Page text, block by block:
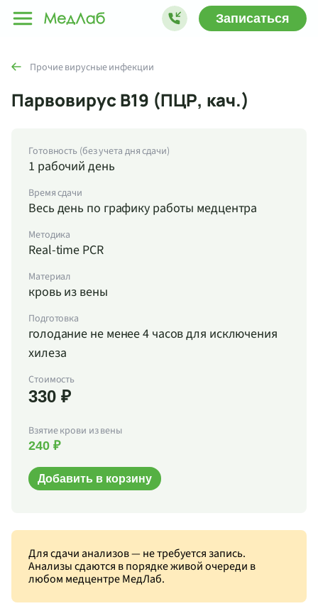
Записаться
Прочие вирусные инфекции
Парвовирус B19 (ПЦР, кач.)
Для сдачи анализов — не требуется запись.
Анализы сдаются в порядке живой очереди в
любом медцентре МедЛаб.
Готовность (без учета дня сдачи)
1 рабочий день
Время сдачи
Весь день по графику работы медцентра
Методика
Real-time PCR
Материал
кровь из вены
Подготовка
голодание не менее 4 часов для исключения
хилеза
Стоимость
330 ₽
Взятие крови из вены
240 ₽
Добавить в корзину